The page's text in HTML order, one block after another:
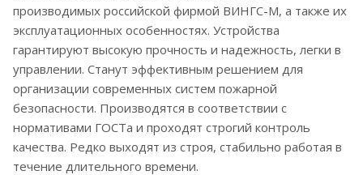
производимых российской фирмой ВИНГС-М, а также их
эксплуатационных особенностях. Устройства
гарантируют высокую прочность и надежность, легки в
управлении. Станут эффективным решением для
организации современных систем пожарной
безопасности. Производятся в соответствии с
нормативами ГОСТа и проходят строгий контроль
качества. Редко выходят из строя, стабильно работая в
течение длительного времени.